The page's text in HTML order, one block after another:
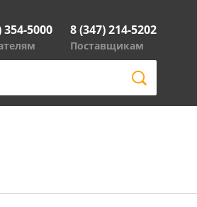
354-5000 8 (347) 214-5202
Поставщикам